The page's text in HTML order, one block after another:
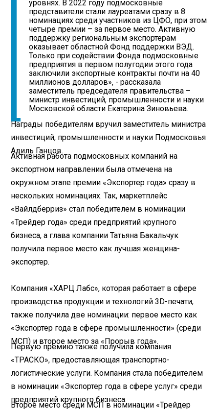
уровнях. В 2022 году подмосковные
представители стали лауреатами сразу в 8
номинациях среди участников из ЦФО, при этом
четыре премии – за первое место. Активную
поддержку региональным экспортерам
оказывает областной Фонд поддержки ВЭД.
Только при содействии Фонда подмосковные
предприятия в первом полугодии этого года
заключили экспортные контракты почти на 40
миллионов долларов», - рассказала
заместитель председателя правительства –
министр инвестиций, промышленности и науки
Московской области Екатерина Зиновьева.
Награды победителям вручил заместитель министра
инвестиций, промышленности и науки Подмосковья
Адиль Ганцов.
Активная работа подмосковных компаний на
экспортном направлении была отмечена на
окружном этапе премии «Экспортер года» сразу в
нескольких номинациях. Так, маркетплейс
«Вайлдберриз» стал победителем в номинации
«Трейдер года» среди предприятий крупного
бизнеса, а глава компании Татьяна Бакальчук
получила первое место как лучшая женщина-
экспортер.
Компания «ХАРЦ Лабс», которая работает в сфере
производства продукции и технологий 3D-печати,
также получила две номинации: первое место как
«Экспортер года в сфере промышленности» (среди
МСП) и второе место за «Прорыв года».
Первую премию также получила компания
«ТРАСКО», предоставляющая транспортно-
логистические услуги. Компания стала победителем
в номинации «Экспортер года в сфере услуг» среди
предприятий крупного бизнеса.
Второе место среди МСП в номинации «Трейдер